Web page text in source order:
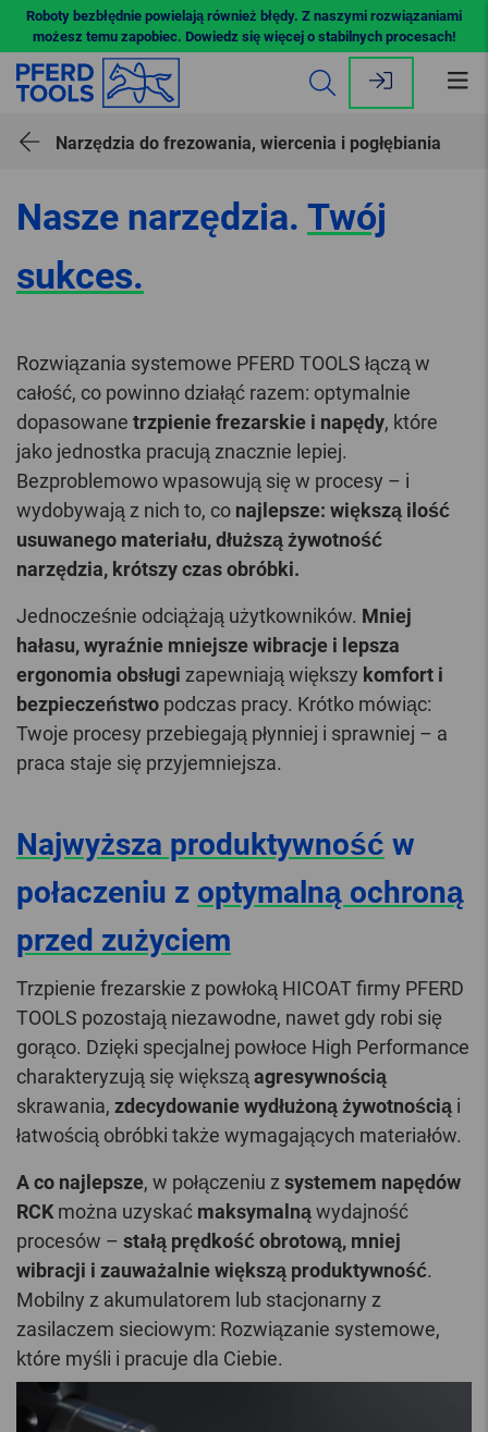
Roboty bezbłędnie powielają również błędy. Z naszymi rozwiązaniami
możesz temu zapobiec. Dowiedz się więcej o stabilnych procesach!
Narzędzia do frezowania, wiercenia i pogłębiania
Nasze narzędzia. Twój
sukces.
Rozwiązania systemowe PFERD TOOLS łączą w
całość, co powinno działąć razem: optymalnie
dopasowane trzpienie frezarskie i napędy, które
jako jednostka pracują znacznie lepiej.
Bezproblemowo wpasowują się w procesy – i
wydobywają z nich to, co najlepsze: większą ilość
usuwanego materiału, dłuższą żywotność
narzędzia, krótszy czas obróbki.
Jednocześnie odciążają użytkowników. Mniej
hałasu, wyraźnie mniejsze wibracje i lepsza
ergonomia obsługi zapewniają większy komfort i
bezpieczeństwo podczas pracy. Krótko mówiąc:
Twoje procesy przebiegają płynniej i sprawniej – a
praca staje się przyjemniejsza.
Najwyższa produktywność w
połaczeniu z optymalną ochroną
przed zużyciem
Trzpienie frezarskie z powłoką HICOAT firmy PFERD
TOOLS pozostają niezawodne, nawet gdy robi się
gorąco. Dzięki specjalnej powłoce High Performance
charakteryzują się większąagresywnością
skrawania, zdecydowanie wydłużoną żywotnością i
łatwością obróbki także wymagających materiałów.
A co najlepsze, w połączeniu zsystemem napędów
RCKmożna uzyskać maksymalnąwydajność
procesów – stałą prędkość obrotową, mniej
wibracji i zauważalnie większą produktywność.
Mobilny z akumulatorem lub stacjonarny z
zasilaczem sieciowym: Rozwiązanie systemowe,
które myśli i pracuje dla Ciebie.